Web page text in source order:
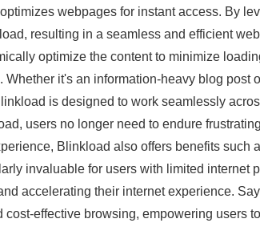
webpages for instant access. By
resulting in a seamless and efficient
optimize the content to minimize
it's an information-heavy blog
is designed to work seamlessly
users no longer need to endure
Blinkload also offers benefits such
invaluable for users with limited internet
accelerating their internet experience.
effective browsing, empowering users